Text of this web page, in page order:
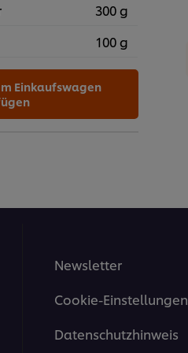
300 g
100 g
Newsletter
Cookie-Einstellungen
Datenschutzhinweis